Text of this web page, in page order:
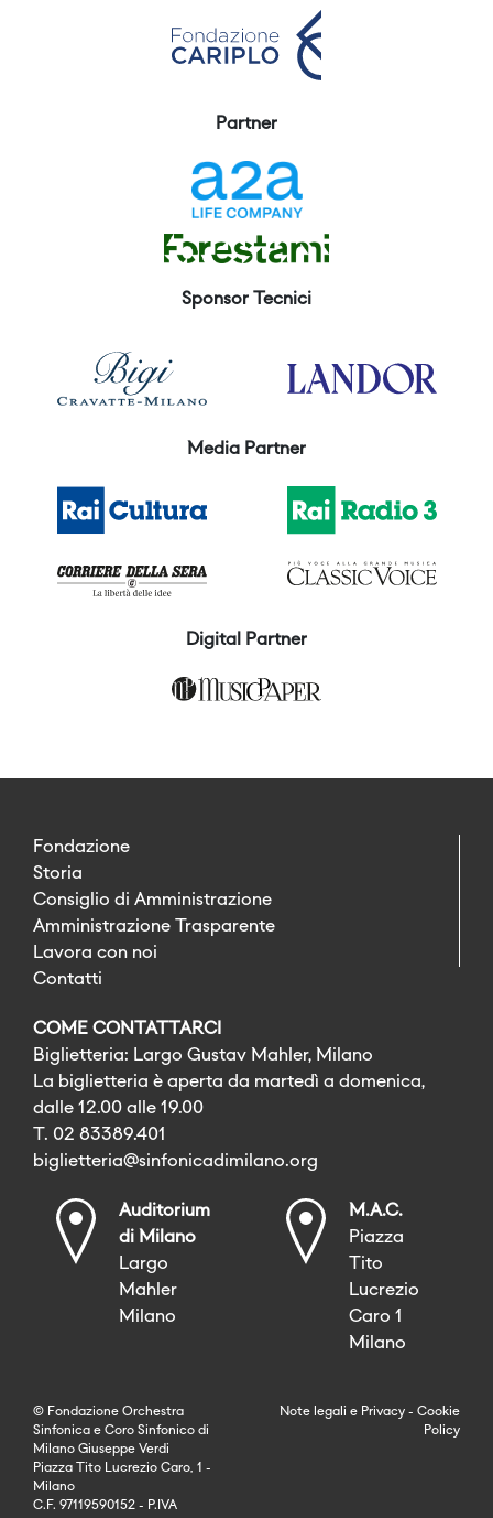
Partner
Sponsor Tecnici
Media Partner
Digital Partner
Fondazione
Storia
Consiglio di Amministrazione
Amministrazione Trasparente
Lavora con noi
Contatti
COME CONTATTARCI
Biglietteria: Largo Gustav Mahler, Milano
La biglietteria è aperta da martedì a domenica,
dalle 12.00 alle 19.00
T. 02 83389.401
biglietteria@sinfonicadimilano.org
Auditorium
di Milano
Largo
Mahler
Milano
M.A.C.
Piazza
Tito
Lucrezio
Caro 1
Milano
© Fondazione Orchestra
Sinfonica e Coro Sinfonico di
Milano Giuseppe Verdi
Piazza Tito Lucrezio Caro, 1 -
Milano
C.F. 97119590152 - P.IVA
Note legali e Privacy - Cookie
Policy